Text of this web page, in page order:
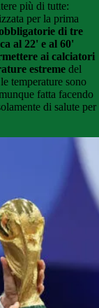
più di tutte:
per la prima
di tre
al 22' e al 60'
ai calciatori
estreme del
temperature sono
fatta facendo
di salute per